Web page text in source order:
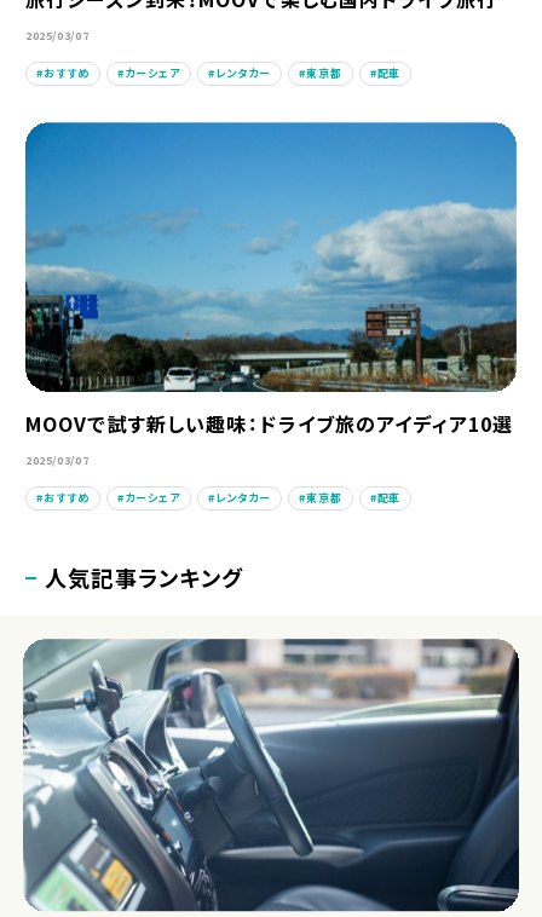
2025/03/07
おすすめ カーシェア レンタカー 東京都 配車
MOOVで試す新しい趣味：ドライブ旅のアイディア10選
2025/03/07
おすすめ カーシェア レンタカー 東京都 配車
人気記事ランキング